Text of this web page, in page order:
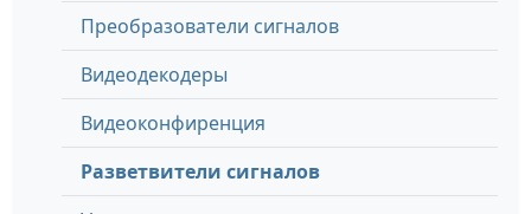
Преобразователи сигналов
Видеодекодеры
Видеоконфиренция
Разветвители сигналов